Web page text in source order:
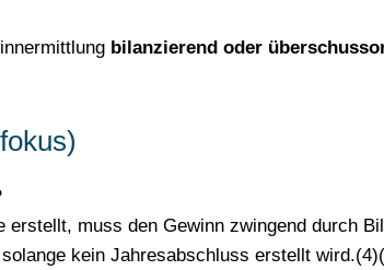
bilanzierend oder
muss den Gewinn zwingend durch
kein Jahresabschluss erstellt